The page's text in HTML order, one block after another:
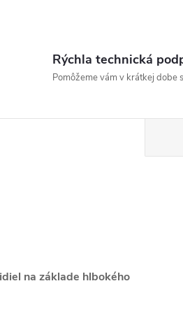
Rýchla technická
Pomôžeme vám v krátkej dobe
na základe hlbokého